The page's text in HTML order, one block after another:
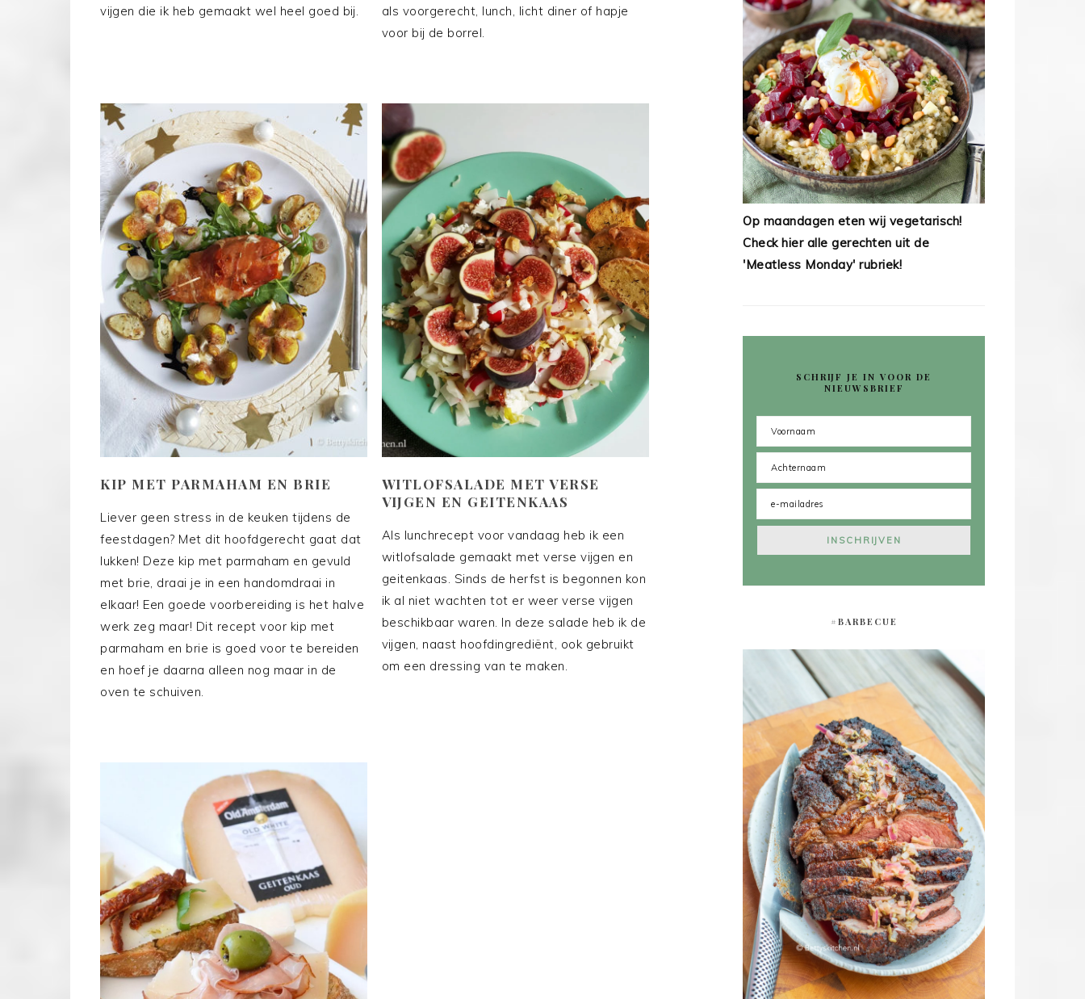
vijgen die ik heb gemaakt wel heel goed bij.
als voorgerecht, lunch, licht diner of hapje
voor bij de borrel.
KIP MET PARMAHAM EN BRIE
Liever geen stress in de keuken tijdens de
feestdagen? Met dit hoofdgerecht gaat dat
lukken! Deze kip met parmaham en gevuld
met brie, draai je in een handomdraai in
elkaar! Een goede voorbereiding is het halve
werk zeg maar! Dit recept voor kip met
parmaham en brie is goed voor te bereiden
en hoef je daarna alleen nog maar in de
oven te schuiven.
WITLOFSALADE MET VERSE
VIJGEN EN GEITENKAAS
Als lunchrecept voor vandaag heb ik een
witlofsalade gemaakt met verse vijgen en
geitenkaas. Sinds de herfst is begonnen kon
ik al niet wachten tot er weer verse vijgen
beschikbaar waren. In deze salade heb ik de
vijgen, naast hoofdingrediënt, ook gebruikt
om een dressing van te maken.
Op maandagen eten wij vegetarisch!
Check hier alle gerechten uit de
'Meatless Monday' rubriek!
SCHRIJF JE IN VOOR DE
NIEUWSBRIEF
#BARBECUE